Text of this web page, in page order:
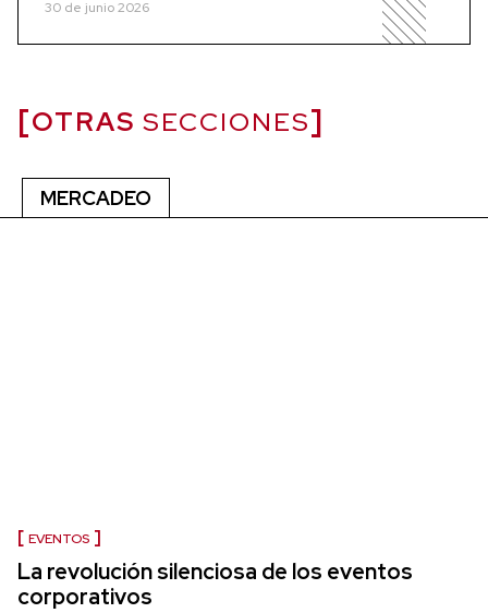
30 de junio 2026
OTRAS SECCIONES
MERCADEO
EVENTOS
La revolución silenciosa de los eventos
corporativos